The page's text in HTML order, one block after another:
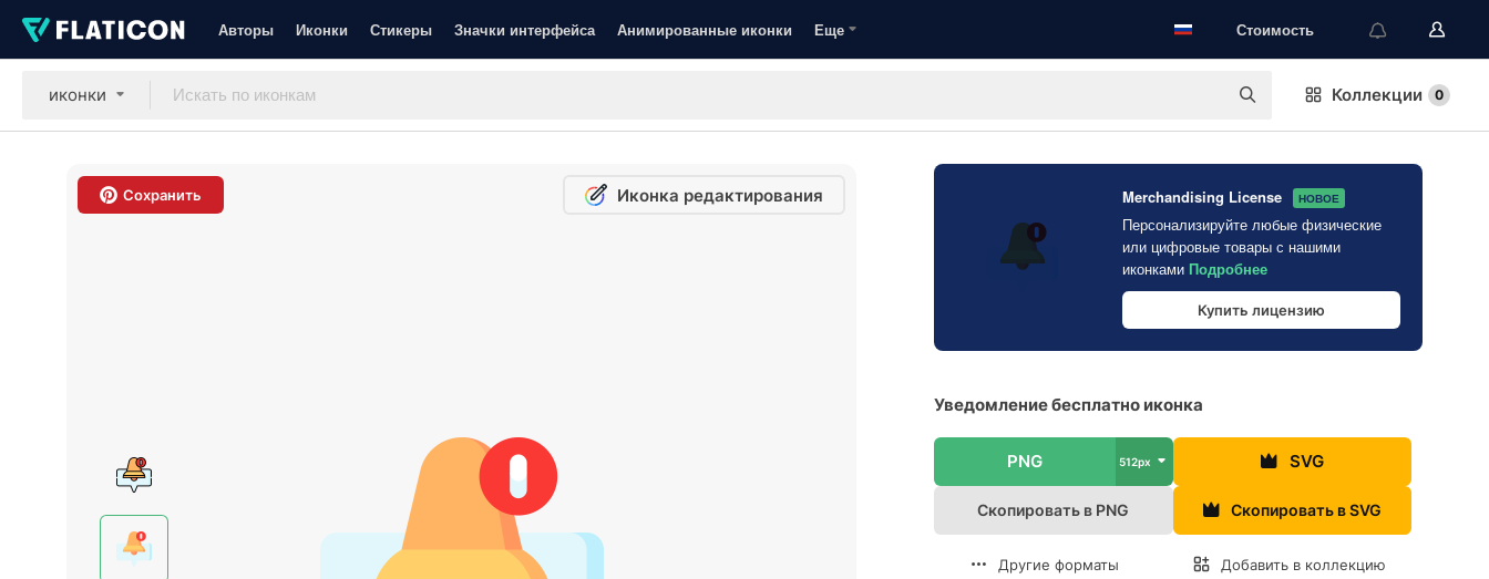
Авторы Иконки Стикеры Значки интерфейса Анимированные иконки Еще Стоимость
иконки Коллекции 0
Сохранить Иконка редактирования Merchandising License НОВОЕ
Персонализируйте любые физические
или цифровые товары с нашими
иконками Подробнее
Купить лицензию
Уведомление бесплатно иконка
PNG 512px SVG
Скопировать в PNG Скопировать в SVG
Другие форматы Добавить в коллекцию